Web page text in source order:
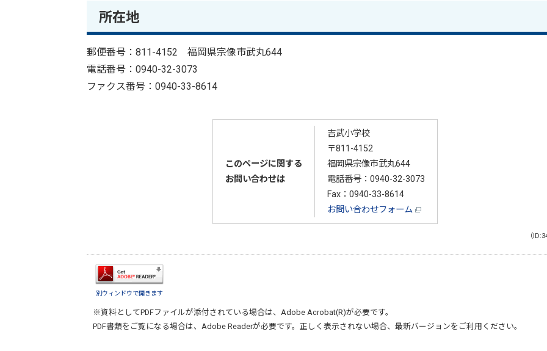
所在地
郵便番号：811-4152 福岡県宗像市武丸644
電話番号：0940-32-3073
ファクス番号：0940-33-8614
このページに関する
お問い合わせは
吉武小学校
〒811-4152
福岡県宗像市武丸644
電話番号： 0940-32-3073
Fax：0940-33-8614
お問い合わせフォーム
（
別ウィンドウで開きます
※資料としてPDFファイルが添付されている場合は、 Adobe Acrobat(R)が必要です。
PDF書類をご覧になる場合は、 Adobe Readerが必要です。正しく表示されない場合、最新バージョンをご利用ください。